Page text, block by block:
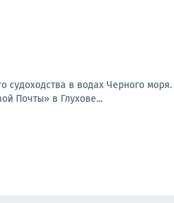
в водах Черного
Почты» в Глухове...